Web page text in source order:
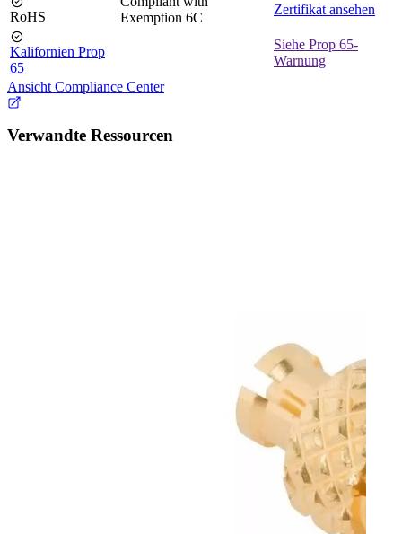
RoHS
Exemption 6C
Zertifikat ansehen
Kalifornien Prop
65
Siehe Prop 65-
Warnung
Ansicht Compliance Center
Verwandte Ressourcen